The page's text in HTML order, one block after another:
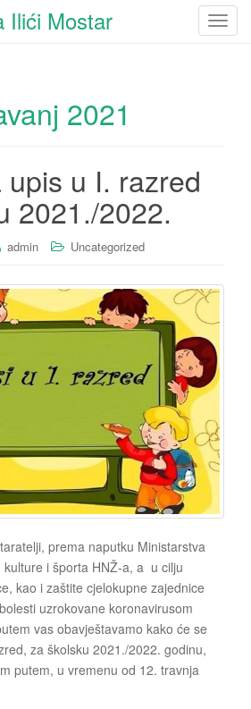
T
i
Ilići Mostar
2021
upis u I. razred
2021./2022.
admin Uncategorized
prema naputku Ministarstva
i športa HNŽ-a, a u cilju
kao i zaštite cjelokupne zajednice
uzrokovane koronavirusom
vas obavještavamo kako će se
za školsku 2021./2022. godinu,
putem, u vremenu od 12. travnja